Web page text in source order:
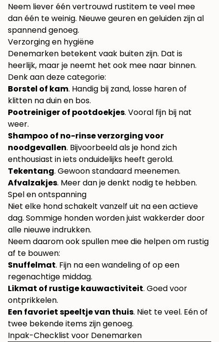
Neem liever één vertrouwd rustitem te veel mee
dan één te weinig. Nieuwe geuren en geluiden zijn al
spannend genoeg.
Verzorging en hygiëne
Denemarken betekent vaak buiten zijn. Dat is
heerlijk, maar je neemt het ook mee naar binnen.
Denk aan deze categorie:
Borstel of kam. Handig bij zand, losse haren of
klitten na duin en bos.
Pootreiniger of pootdoekjes. Vooral fijn bij nat
weer.
Shampoo of no-rinse verzorging voor
noodgevallen. Bijvoorbeeld als je hond zich
enthousiast in iets onduidelijks heeft gerold.
Tekentang. Gewoon standaard meenemen.
Afvalzakjes. Meer dan je denkt nodig te hebben.
Spel en ontspanning
Niet elke hond schakelt vanzelf uit na een actieve
dag. Sommige honden worden juist wakkerder door
alle nieuwe indrukken.
Neem daarom ook spullen mee die helpen om rustig
af te bouwen:
Snuffelmat. Fijn na een wandeling of op een
regenachtige middag.
Likmat of rustige kauwactiviteit. Goed voor
ontprikkelen.
Een favoriet speeltje van thuis. Niet te veel. Eén of
twee bekende items zijn genoeg.
Inpak-Checklist voor Denemarken